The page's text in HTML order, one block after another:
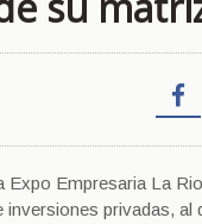
Empresaria La
privadas, al